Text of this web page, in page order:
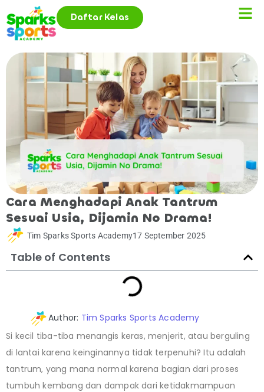
Daftar Kelas
Cara Menghadapi Anak Tantrum
Sesuai Usia, Dijamin No Drama!
Tim Sparks Sports Academy17 September 2025
Table of Contents
Author: Tim Sparks Sports Academy
Si kecil tiba-tiba menangis keras, menjerit, atau berguling
di lantai karena keinginannya tidak terpenuhi? Itu adalah
tantrum, yang mana normal karena bagian dari proses
tumbuh kembang dan dampak dari ketidakmampuan